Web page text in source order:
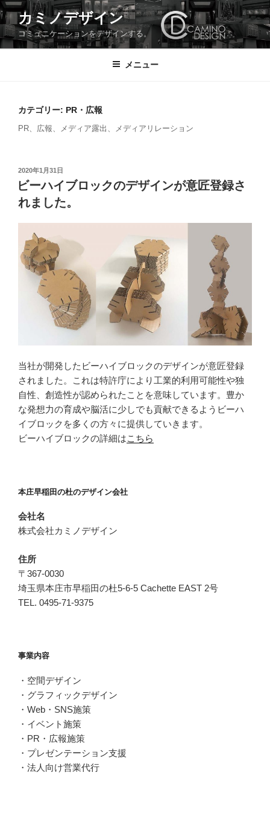
コ
ン
テ
ン
カミノデザイン
コミュニケーションをデザインする。
メニュー
カテゴリー: PR・広報
PR、広報、メディア露出、メディアリレーション
投
稿
日:
2020年1月31日
ビーハイブロックのデザインが意匠登録さ
れました。
当社が開発したビーハイブロックのデザインが意匠登録
されました。これは特許庁により工業的利用可能性や独
自性、創造性が認められたことを意味しています。豊か
な発想力の育成や脳活に少しでも貢献できるようビーハ
イブロックを多くの方々に提供していきます。
ビーハイブロックの詳細はこちら
本庄早稲田の杜のデザイン会社
会社名
株式会社カミノデザイン
住所
〒367-0030
埼玉県本庄市早稲田の杜5-6-5 Cachette EAST 2号
TEL. 0495-71-9375
事業内容
・空間デザイン
・グラフィックデザイン
・Web・SNS施策
・イベント施策
・PR・広報施策
・プレゼンテーション支援
・法人向け営業代行